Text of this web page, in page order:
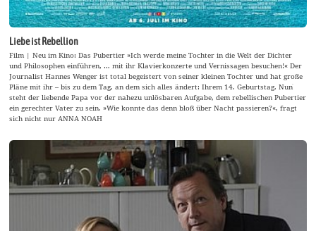
Liebe ist Rebellion
Film | Neu im Kino: Das Pubertier »Ich werde meine Tochter in die Welt der Dichter
und Philosophen einführen, … mit ihr Klavierkonzerte und Vernissagen besuchen!« Der
Journalist Hannes Wenger ist total begeistert von seiner kleinen Tochter und hat große
Pläne mit ihr – bis zu dem Tag, an dem sich alles ändert: Ihrem 14. Geburtstag. Nunֺ
steht der liebende Papa vor der nahezu unlösbaren Aufgabe, dem rebellischen Pubertier
ein gerechter Vater zu sein. »Wie konnte das denn bloß über Nacht passieren?«, fragt
sich nicht nur ANNA NOAH